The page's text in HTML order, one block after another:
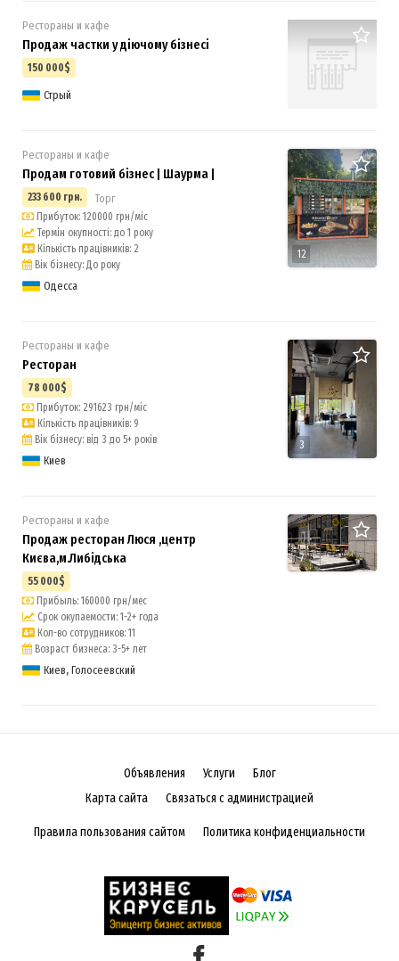
Рестораны и кафе
Продаж частки у діючому бізнесі
150 000$
Стрый
12
Рестораны и кафе
Продам готовий бізнес | Шаурма |
233 600 грн. Торг
Прибуток: 120000 грн/міс
Термін окупності: до 1 року
Кількість працівників: 2
Вік бізнесу: До року
Одесса
3
Рестораны и кафе
Ресторан
78 000$
Прибуток: 291623 грн/міс
Кількість працівників: 9
Вік бізнесу: від 3 до 5+ років
Киев
7
Рестораны и кафе
Продаж ресторан Люся ,центр
Києва,м.Либідська
55 000$
Прибыль: 160000 грн/мес
Срок окупаемости: 1-2+ года
Кол-во сотрудников: 11
Возраст бизнеса: 3-5+ лет
Киев, Голосеевский
Объявления Услуги
Блог
Карта сайта
Связаться с администрацией
Правила пользования сайтом Политика конфиденциальности